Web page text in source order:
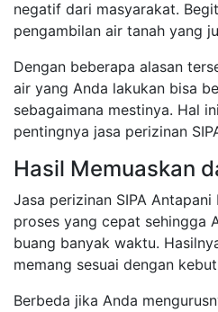
negatif dari masyarakat.
pengambilan air tanah yang
Dengan beberapa alasan
air yang Anda lakukan bisa
sebagaimana mestinya. Hal
pentingnya jasa perizinan
Hasil Memuaskan
Jasa perizinan SIPA
proses yang cepat sehingga
buang banyak waktu.
memang sesuai dengan
Berbeda jika Anda